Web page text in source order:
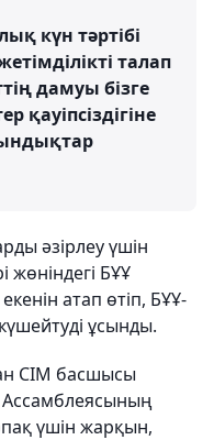
күн тәртібі
талап
дамуы бізге
қауіпсіздігіне
әзірлеу үшін
жөніндегі БҰҰ
атап өтіп, БҰҰ-
ұсынды.
СІМ басшысы
үшін жарқын,